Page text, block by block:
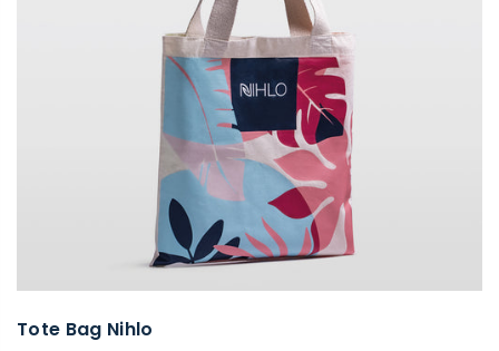
Tote Bag Nihlo